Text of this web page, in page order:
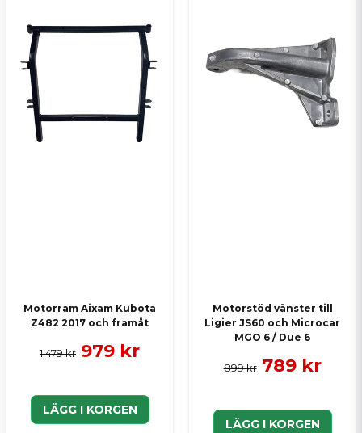
Motorram Aixam Kubota
Z482 2017 och framåt
1 479 kr 979 kr
LÄGG I KORGEN
Motorstöd vänster till
Ligier JS60 och Microcar
MGO 6 / Due 6
899 kr 789 kr
LÄGG I KORGEN